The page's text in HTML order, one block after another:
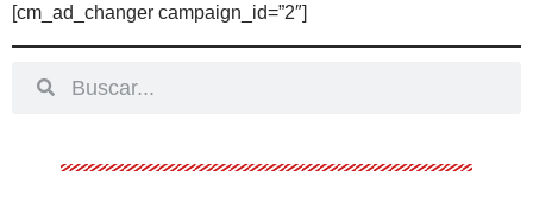
[cm_ad_changer campaign_id=”2″]